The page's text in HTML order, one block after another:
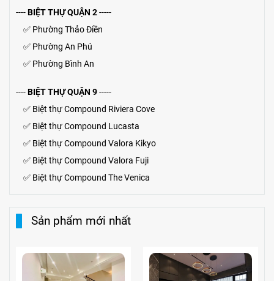
----BIỆT THỰ QUẬN 2-----
✅ Phường Thảo Điền
✅ Phường An Phú
✅ Phường Bình An
----BIỆT THỰ QUẬN 9-----
✅ Biệt thự Compound Riviera Cove
✅ Biệt thựCompound Lucasta
✅ Biệt thựCompound Valora Kikyo
✅ Biệt thự Compound Valora Fuji
✅ Biệt thự Compound The Venica
Sản phẩm mới nhất